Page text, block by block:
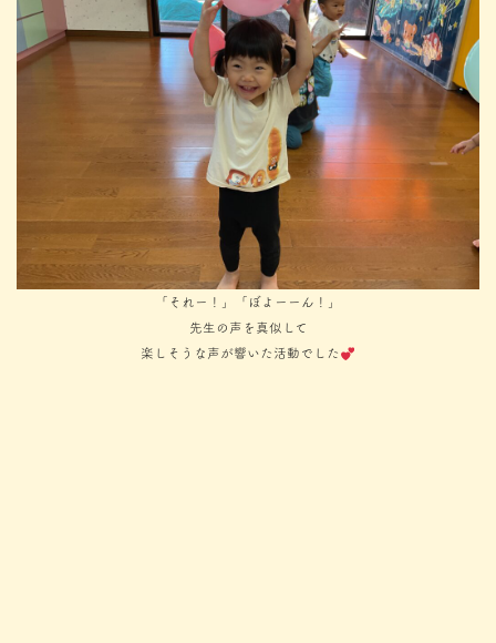
「それー！」「ぼよーーん！」
先生の声を真似して
楽しそうな声が響いた活動でした